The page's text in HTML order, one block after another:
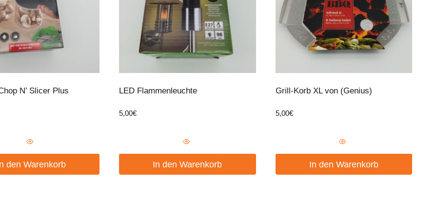
N’ Slicer Plus
den Warenkorb
LED Flammenleuchte
5,00€
In den Warenkorb
Grill-Korb XL von (Genius)
5,00€
In den Warenkorb